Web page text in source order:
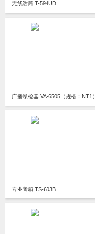
无线话筒 T-594UD
广播噪检器 VA-6505（规格：NT1）
专业音箱 TS-603B